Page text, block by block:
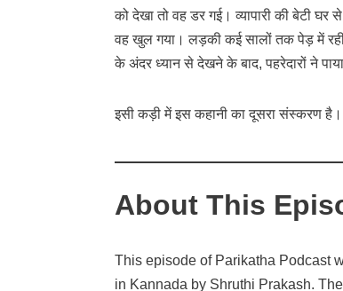
को देखा तो वह डर गई। व्यापारी की बेटी
वह खुल गया। लड़की कई सालों तक पेड़ में
के अंदर ध्यान से देखने के बाद, पहरेदारों ने
इसी कड़ी में इस कहानी का दूसरा संस्करण
About This
This episode of Parikatha Podcast
in Kannada by Shruthi Prakash.